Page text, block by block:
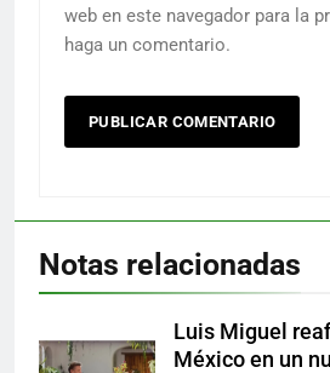
web en este navegador para la
haga un comentario.
Notas relacionadas
Luis Miguel
México en un